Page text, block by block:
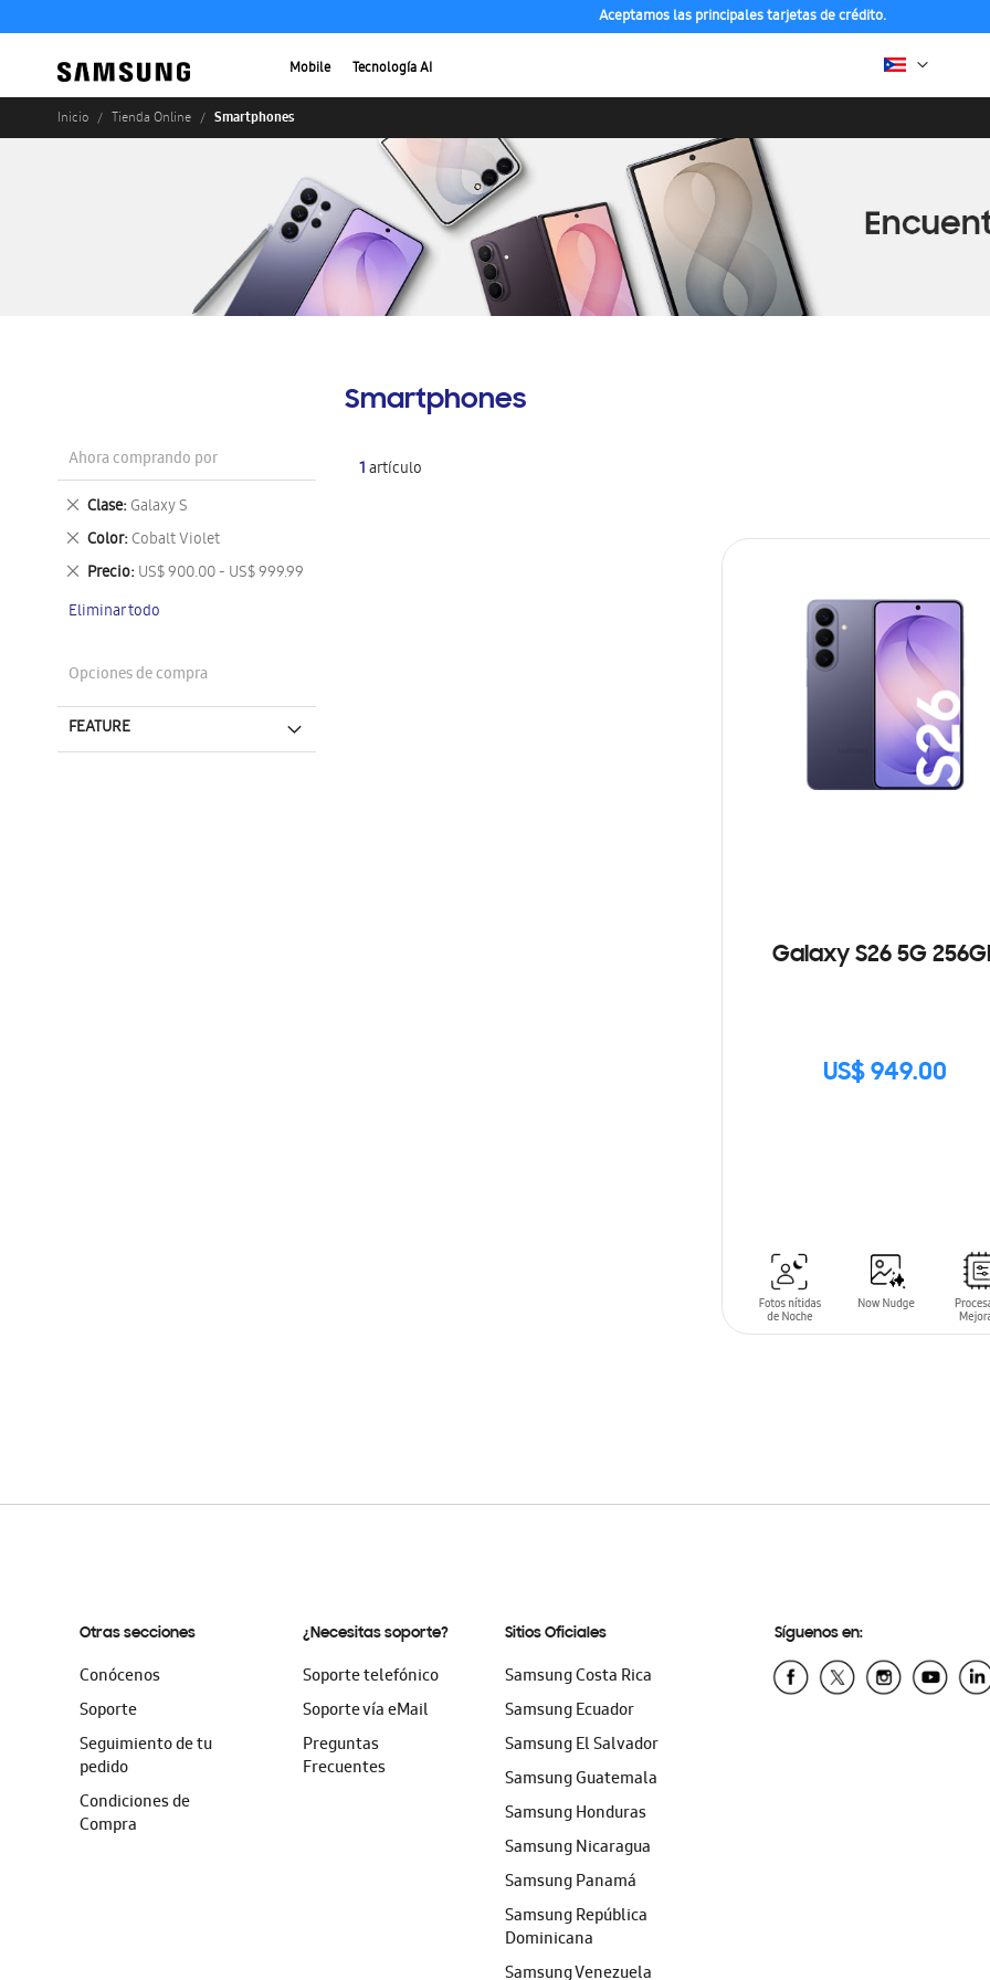
Aceptamos las principales tarjetas de crédito.
Mobile Tecnología AI
Inicio Tienda Online Smartphones
Smartphones
1artículo
Galaxy S26 5G
US$ 949.00
SIN
Ahora comprando por
Clase Galaxy S
Eliminar
este
artículo
Color Cobalt Violet
Eliminar
este
artículo
Precio US$ 900.00 - US$ 999.99
Eliminar
artículo
Eliminar todo
Opciones de compra
FEATURE
Otras secciones
Conócenos
Soporte
Seguimiento de tu
pedido
Condiciones de
Compra
¿Necesitas soporte?
Soporte telefónico
Soporte vía eMail
Preguntas
Frecuentes
Sitios Oficiales
Samsung Costa Rica
Samsung Ecuador
Samsung El Salvador
Samsung Guatemala
Samsung Honduras
Samsung Nicaragua
Samsung Panamá
Samsung República
Dominicana
Samsung Venezuela
Síguenos en: